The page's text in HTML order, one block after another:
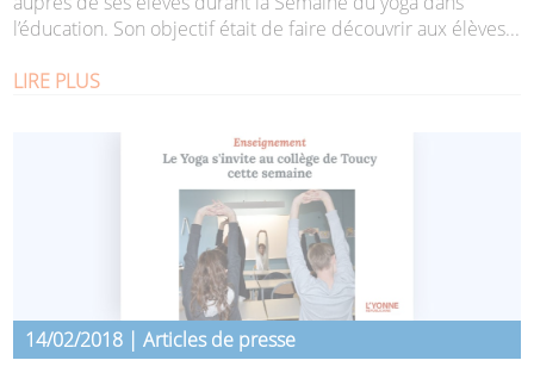
l’éducation. Son objectif était de faire découvrir aux élèves...
LIRE PLUS
14/02/2018 | Articles de presse